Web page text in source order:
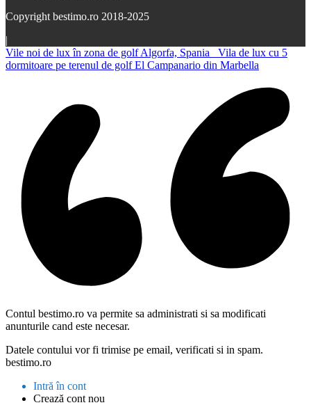
Copyright bestimo.ro 2018-2025
|
Vile noi de lux în zona de golf Algorfa, Spania
Vila de lux cu 5
dormitoare pe terenul de golf El Campanario din Marbella
Contul bestimo.ro va permite sa administrati si sa modificati
anunturile cand este necesar.
Datele contului vor fi trimise pe email, verificati si in spam.
bestimo.ro
Intră în cont
Crează cont nou